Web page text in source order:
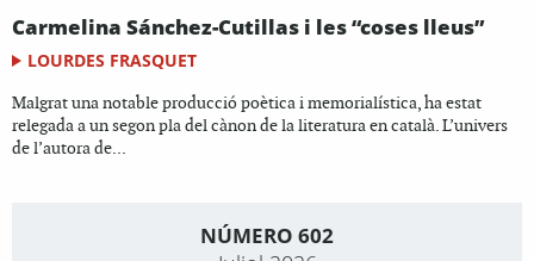
Carmelina Sánchez-Cutillas i les “coses lleus”
LOURDES FRASQUET
Malgrat una notable producció poètica i memorialística, ha estat
relegada a un segon pla del cànon de la literatura en català. L’univers
de l’autora de...
NÚMERO 602